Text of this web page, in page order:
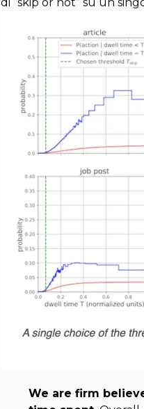
We are firm